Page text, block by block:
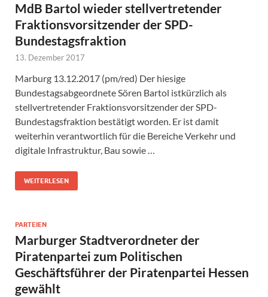
MdB Bartol wieder stellvertretender
Fraktionsvorsitzender der SPD-
Bundestagsfraktion
13. Dezember 2017
Marburg 13.12.2017 (pm/red) Der hiesige
Bundestagsabgeordnete Sören Bartol istkürzlich als
stellvertretender Fraktionsvorsitzender der SPD-
Bundestagsfraktion bestätigt worden. Er ist damit
weiterhin verantwortlich für die Bereiche Verkehr und
digitale Infrastruktur, Bau sowie …
WEITERLESEN
PARTEIEN
Marburger Stadtverordneter der
Piratenpartei zum Politischen
Geschäftsführer der Piratenpartei Hessen
gewählt